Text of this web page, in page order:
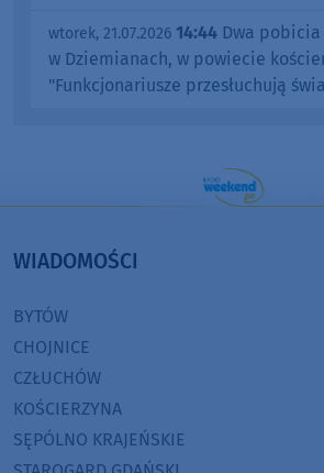
wtorek, 21.07.2026 14:44 Dwa
w Dziemianach, w powiecie
"Funkcjonariusze przesłuchują
WIADOMOŚCI
BYTÓW
CHOJNICE
CZŁUCHÓW
KOŚCIERZYNA
SĘPÓLNO KRAJEŃSKIE